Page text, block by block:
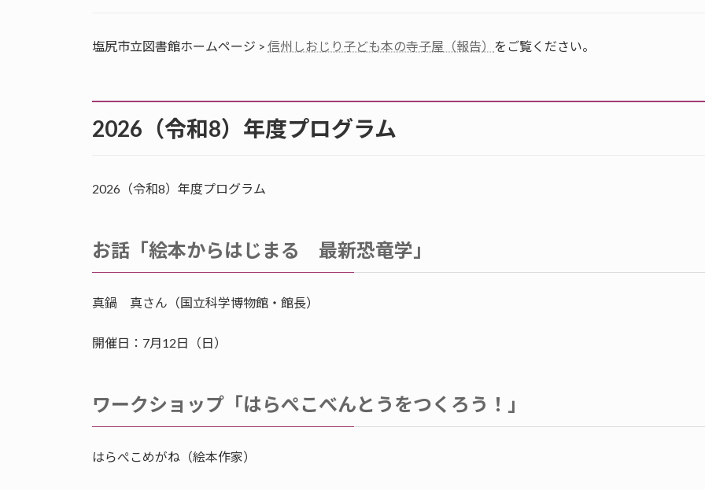
塩尻市立図書館ホームページ > 信州しおじり子ども本の寺子屋（報告） をご覧ください。
2026（令和8）年度プログラム
2026（令和8）年度プログラム
お話「絵本からはじまる 最新恐竜学」
真鍋 真さん（国立科学博物館・館長）
開催日：7月12日（日）
ワークショップ「はらぺこべんとうをつくろう！」
はらぺこめがね（絵本作家）